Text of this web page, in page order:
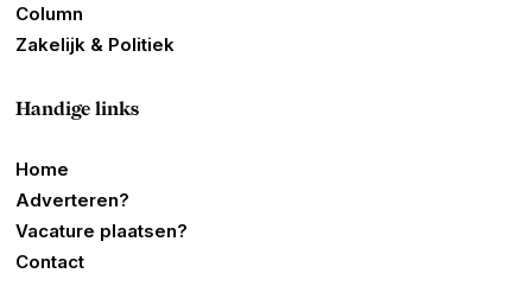
Column
Zakelijk & Politiek
Handige links
Home
Adverteren?
Vacature plaatsen?
Contact